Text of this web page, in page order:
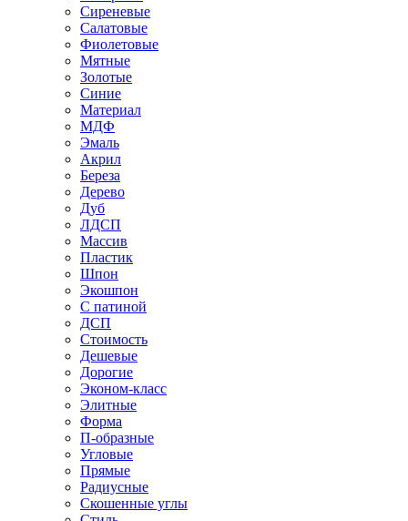
Сиреневые
Салатовые
Фиолетовые
Мятные
Золотые
Синие
Материал
МДФ
Эмаль
Акрил
Береза
Дерево
Дуб
ЛДСП
Массив
Пластик
Шпон
Экошпон
С патиной
ДСП
Стоимость
Дешевые
Дорогие
Эконом-класс
Элитные
Форма
П-образные
Угловые
Прямые
Радиусные
Скошенные углы